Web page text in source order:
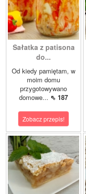
Sałatka z patisona
do...
Od kiedy pamiętam, w
moim domu
przygotowywano
domowe... ⇖ 187
Zobacz przepis!